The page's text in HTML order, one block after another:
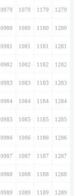
0979 1079 1179 1279
0980 1080 1180 1280
0981 1081 1181 1281
0982 1082 1182 1282
0983 1083 1183 1283
0984 1084 1184 1284
0985 1085 1185 1285
0986 1086 1186 1286
0987 1087 1187 1287
0988 1088 1188 1288
0989 1089 1189 1289